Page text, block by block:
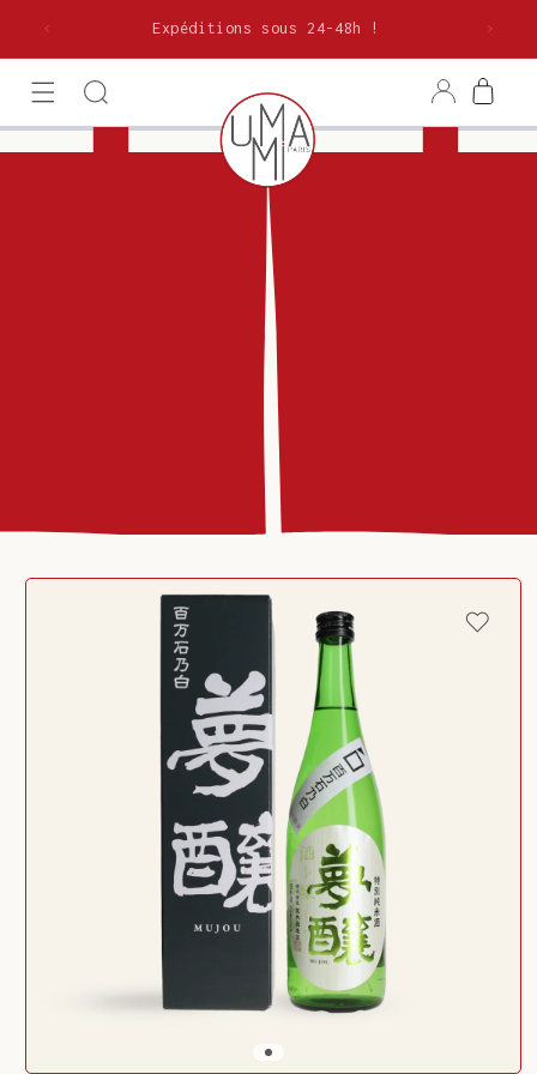
passer
Expéditions sous 24-48h !
ConnexionPanier
Passer aux